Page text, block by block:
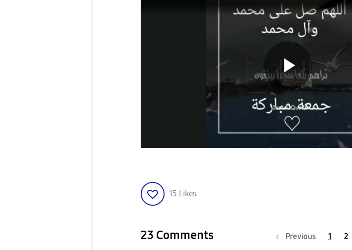
P
l
y
15 Likes
23 Comments Previous 1 2